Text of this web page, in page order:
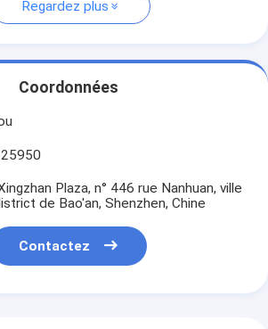
Regardez plus
Coordonnées
Plaza, n° 446 rue Nanhuan, ville
de Bao'an, Shenzhen, Chine
Contactez